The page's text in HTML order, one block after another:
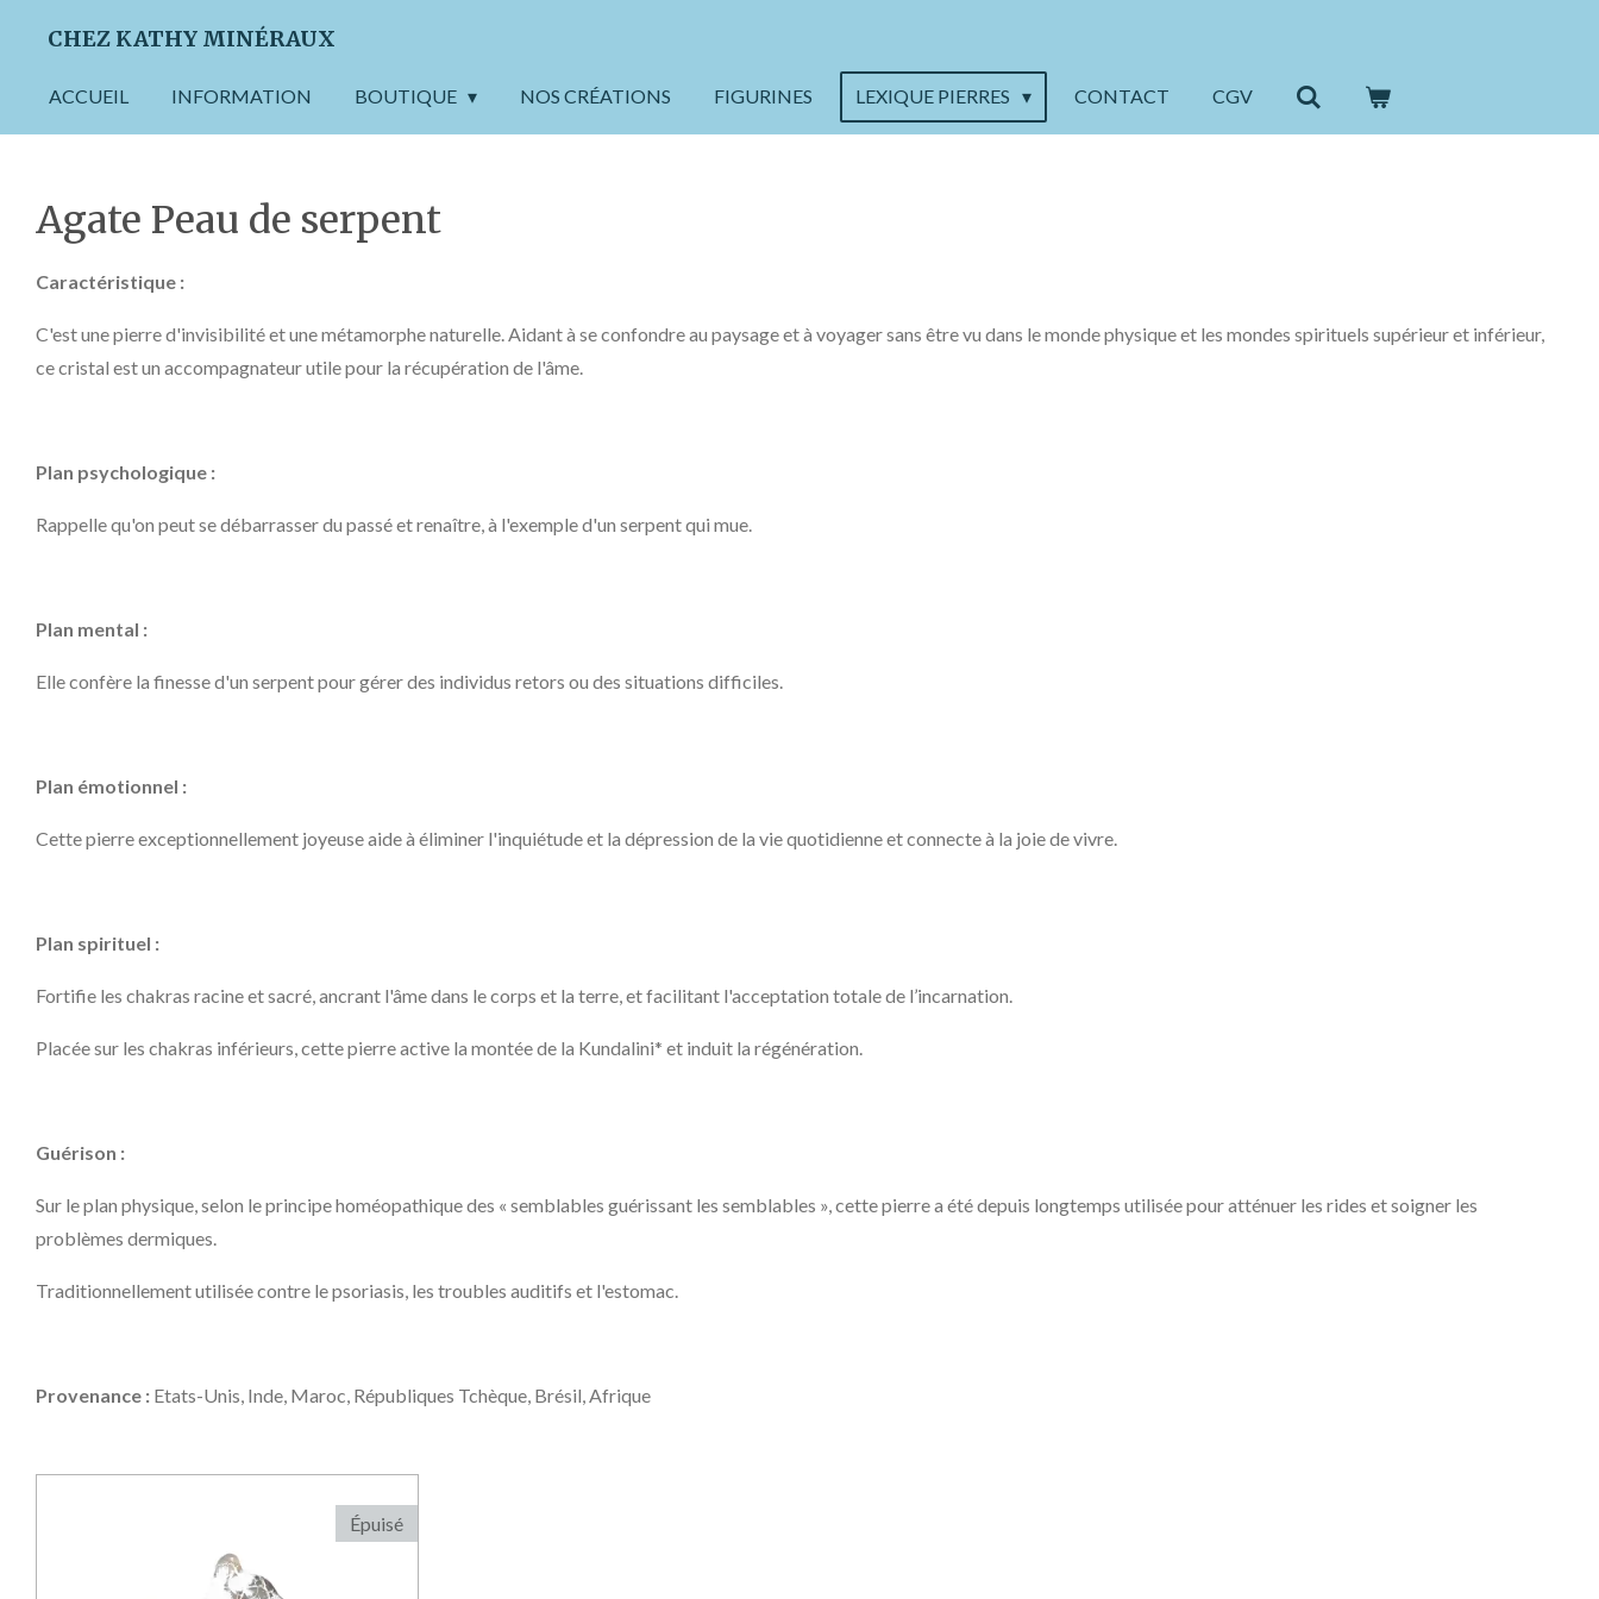
Passer
contenu
CHEZ KATHY MINÉRAUX
ACCUEIL INFORMATION BOUTIQUE NOS CRÉATIONS FIGURINES LEXIQUE PIERRES CONTACT CGV
Agate Peau de serpent
Caractéristique :
C'est une pierre d'invisibilité et une métamorphe naturelle. Aidant à se confondre au paysage et à voyager sans être vu dans le monde physique et les mondes spirituels supérieur et inférieur,
ce cristal est un accompagnateur utile pour la récupération de l'âme.
Plan psychologique :
Rappelle qu'on peut se débarrasser du passé et renaître, à l'exemple d'un serpent qui mue.
Plan mental :
Elle confère la finesse d'un serpent pour gérer des individus retors ou des situations difficiles.
Plan émotionnel :
Cette pierre exceptionnellement joyeuse aide à éliminer l'inquiétude et la dépression de la vie quotidienne et connecte à la joie de vivre.
Plan spirituel :
Fortifie les chakras racine et sacré, ancrant l'âme dans le corps et la terre, et facilitant l'acceptation totale de l’incarnation.
Placée sur les chakras inférieurs, cette pierre active la montée de la Kundalini* et induit la régénération.
Guérison :
Sur le plan physique, selon le principe homéopathique des « semblables guérissant les semblables », cette pierre a été depuis longtemps utilisée pour atténuer les rides et soigner les
problèmes dermiques.
Traditionnellement utilisée contre le psoriasis, les troubles auditifs et l'estomac.
Provenance : Etats-Unis, Inde, Maroc, Républiques Tchèque, Brésil, Afrique
Épuisé